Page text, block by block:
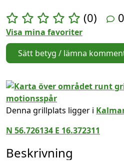
(0) 0
Visa mina favoriter
Sätt betyg / lämna
Denna grillplats ligger i
N 56.726134 E 16.372311
Beskrivning